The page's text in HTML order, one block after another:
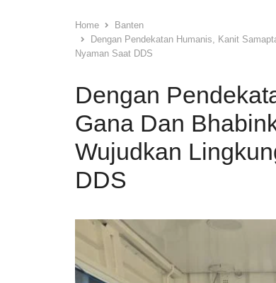
Home
Banten
Dengan Pendekatan Humanis, Kanit
Nyaman Saat DDS
Dengan
Gana Dan
Wujudkan
DDS